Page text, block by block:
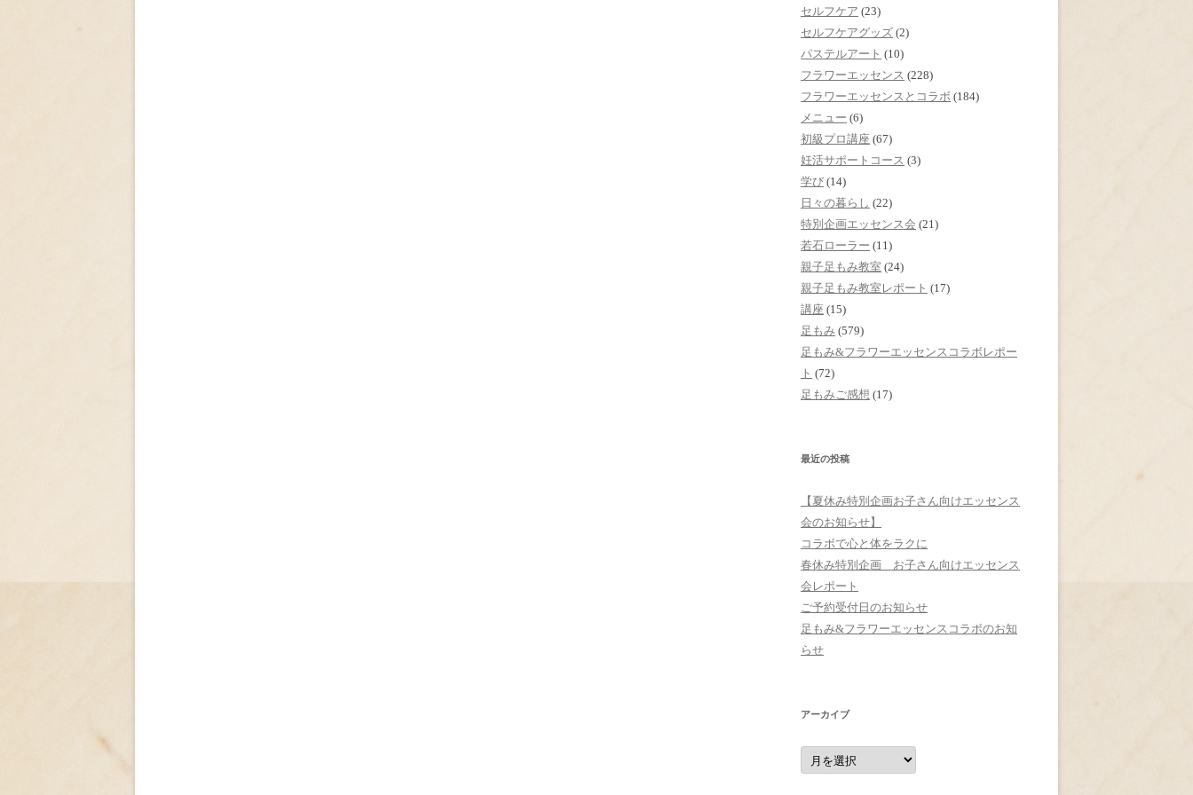
セルフケア (23)
セルフケアグッズ (2)
パステルアート (10)
フラワーエッセンス (228)
フラワーエッセンスとコラボ (184)
メニュー (6)
初級プロ講座 (67)
妊活サポートコース (3)
学び (14)
日々の暮らし (22)
特別企画エッセンス会 (21)
若石ローラー (11)
親子足もみ教室 (24)
親子足もみ教室レポート (17)
講座 (15)
足もみ (579)
足もみ&フラワーエッセンスコラボレポー
ト (72)
足もみご感想 (17)
最近の投稿
【夏休み特別企画お子さん向けエッセンス
会のお知らせ】
コラボで心と体をラクに
春休み特別企画 お子さん向けエッセンス
会レポート
ご予約受付日のお知らせ
足もみ&フラワーエッセンスコラボのお知
らせ
アーカイブ
ア
ー
カ